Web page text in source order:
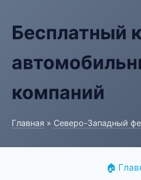
Бесплатный
компаний
Главная » Северо-Западный
🏠